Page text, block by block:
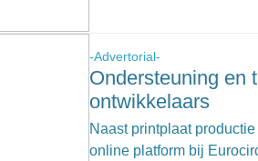
-Advertorial-
Ondersteuning en
ontwikkelaars
Naast printplaat
online platform bij